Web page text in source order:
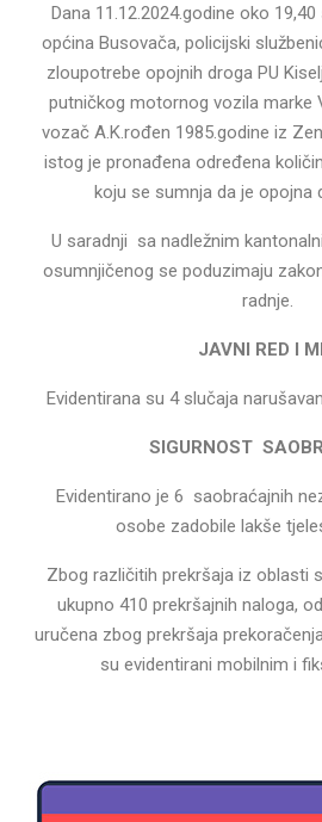
Dana 11.12.2024.godine oko
općina Busovača, policijski
zloupotrebe opojnih droga PU
putničkog motornog vozila marke
vozač A.K.rođen 1985.godine iz
istog je pronađena određena
koju se sumnja da je opojna
U saradnji sa nadležnim
osumnjičenog se poduzimaju
radnje.
JAVNI RED I
Evidentirana su 4 slučaja
SIGURNOST
Evidentirano je 6 saobraćajnih
osobe zadobile lakše
Zbog različitih prekršaja iz oblasti
ukupno 410 prekršajnih naloga,
uručena zbog prekršaja
su evidentirani mobilnim i